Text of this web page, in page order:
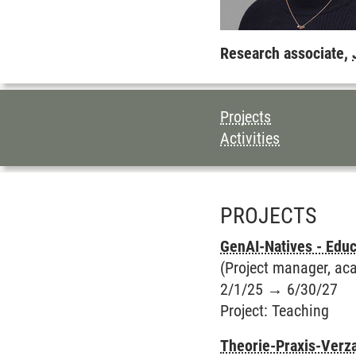
Research associate,
TABLE OF
Projects
Activities
PROJECTS
GenAI-Natives -
(Project manager,
2/1/25 → 6/30/27
Project:Teaching
Theorie-Praxis-